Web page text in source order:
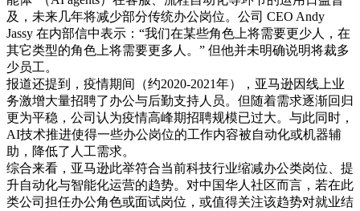
及，未来几年将减少部分传统办公岗位。公司 CEO Andy
Jassy 在内部信中表示：“我们在某些角色上将需要更少人，在
其它类型的角色上将需要更多人。” 但他并未明确说明将裁多
少员工。
报道还提到，疫情期间（约2020-2021年），亚马逊因线上业
务激增大量招聘了办公与后勤支持人员。但随着需求逐渐回归
更为平稳，公司认为疫情高峰期招聘规模已过大。与此同时，
AI技术推进使得一些办公岗位的工作内容被自动化或机器辅
助，降低了人工需求。
综合来看，亚马逊此举符合当前科技行业缩减办公类岗位、提
升自动化与智能化运营的趋势。对中国华人社区而言，若在此
类公司担任办公角色或面试岗位，或值得关注该趋势对就业结